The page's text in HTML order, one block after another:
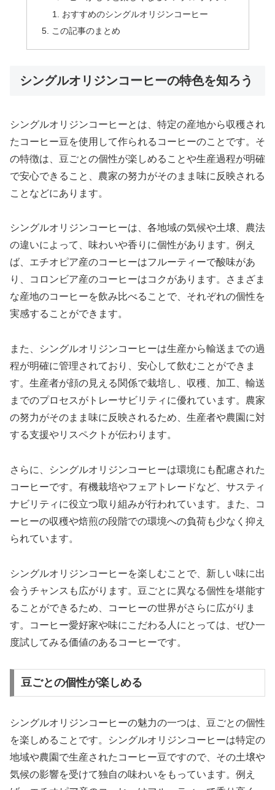
おすすめのシングルオリジンコーヒー
この記事のまとめ
シングルオリジンコーヒーの特色を知ろう
シングルオリジンコーヒーとは、特定の産地から収穫され
たコーヒー豆を使用して作られるコーヒーのことです。そ
の特徴は、豆ごとの個性が楽しめることや生産過程が明確
で安心できること、農家の努力がそのまま味に反映される
ことなどにあります。
シングルオリジンコーヒーは、各地域の気候や土壌、農法
の違いによって、味わいや香りに個性があります。例え
ば、エチオピア産のコーヒーはフルーティーで酸味があ
り、コロンビア産のコーヒーはコクがあります。さまざま
な産地のコーヒーを飲み比べることで、それぞれの個性を
実感することができます。
また、シングルオリジンコーヒーは生産から輸送までの過
程が明確に管理されており、安心して飲むことができま
す。生産者が顔の見える関係で栽培し、収穫、加工、輸送
までのプロセスがトレーサビリティに優れています。農家
の努力がそのまま味に反映されるため、生産者や農園に対
する支援やリスペクトが伝わります。
さらに、シングルオリジンコーヒーは環境にも配慮された
コーヒーです。有機栽培やフェアトレードなど、サスティ
ナビリティに役立つ取り組みが行われています。また、コ
ーヒーの収穫や焙煎の段階での環境への負荷も少なく抑え
られています。
シングルオリジンコーヒーを楽しむことで、新しい味に出
会うチャンスも広がります。豆ごとに異なる個性を堪能す
ることができるため、コーヒーの世界がさらに広がりま
す。コーヒー愛好家や味にこだわる人にとっては、ぜひ一
度試してみる価値のあるコーヒーです。
豆ごとの個性が楽しめる
シングルオリジンコーヒーの魅力の一つは、豆ごとの個性
を楽しめることです。シングルオリジンコーヒーは特定の
地域や農園で生産されたコーヒー豆ですので、その土壌や
気候の影響を受けて独自の味わいをもっています。例え